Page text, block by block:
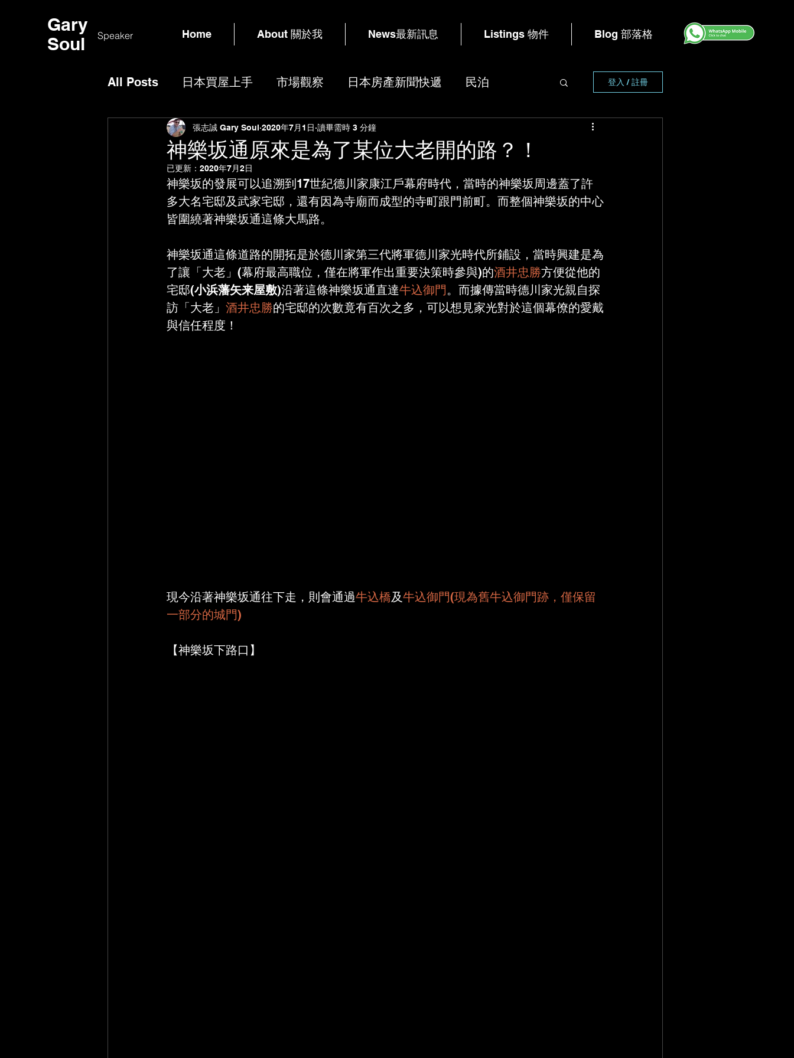
Gary
Soul
Speaker Home About 關於我 News最新訊息 Listings 物件 Blog 部落格
All Posts 日本買屋上手 市場觀察 日本房產新聞快遞 民泊
區域介紹 售屋相關
登入 / 註冊
神樂坂通原來是為了某位大老開的路？！
張志誠 Gary Soul 2020年7月1日 讀畢需時 3 分鐘
已更新： 2020年7月2日
神樂坂的發展可以追溯到17世紀德川家康江戶幕府時代，當時的神樂坂周邊蓋了許
多大名宅邸及武家宅邸，還有因為寺廟而成型的寺町跟門前町。而整個神樂坂的中心
皆圍繞著神樂坂通這條大馬路。
神樂坂通這條道路的開拓是於德川家第三代將軍德川家光時代所鋪設，當時興建是為
了讓「大老」(幕府最高職位，僅在將軍作出重要決策時參與)的酒井忠勝方便從他的
宅邸(小浜藩矢来屋敷)沿著這條神樂坂通直達牛込御門。而據傳當時德川家光親自探
訪 「大老」 酒井忠勝的宅邸的次數竟有百次之多，可以想見家光對於這個幕僚的愛戴
與信任程度！
現今沿著神樂坂通往下走，則會通過牛込橋及牛込御門(現為舊牛込御門跡，僅保留
一部分的城門)
【神樂坂下路口】